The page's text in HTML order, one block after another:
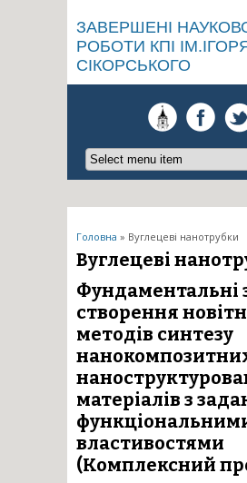
ЗАВЕРШЕНІ
РОБОТИ КПІ
СІКОРСЬКОГО
Ви є тут
Головна » Вуглецеві нанотрубки
Вуглецеві
Фундаментальні
створення
методів синтезу
матеріалів з
властивостями
(Комплексний